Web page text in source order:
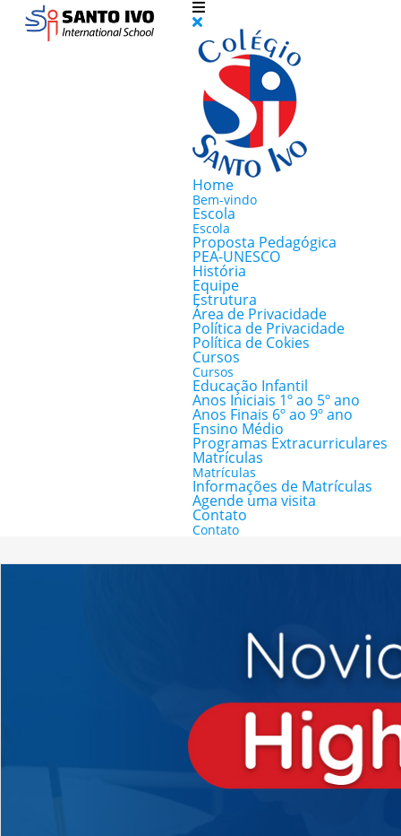
Home
Bem-vindo
Escola
Escola
Proposta Pedagógica
PEA-UNESCO
História
Equipe
Estrutura
Área de Privacidade
Política de Privacidade
Política de Cokies
Cursos
Cursos
Educação Infantil
Anos Iniciais 1º ao 5º ano
Anos Finais 6º ao 9º ano
Ensino Médio
Programas Extracurriculares
Matrículas
Matrículas
Informações de Matrículas
Agende uma visita
Contato
Contato